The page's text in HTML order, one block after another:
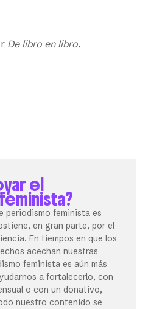
De libro en libro.
el
periodismo feminista es
en gran parte, por el
En tiempos en que los
acechan nuestras
feminista es aún más
a fortalecerlo, con
o con un donativo,
nuestro contenido se